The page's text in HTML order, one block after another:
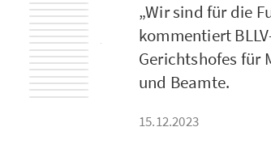
„Wir sind für die
kommentiert
Gerichtshofes für
und Beamte.
15.12.2023